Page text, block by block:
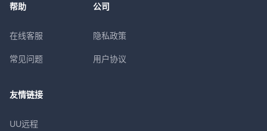
帮助
在线客服
常见问题
公司
隐私政策
用户协议
友情链接
UU远程